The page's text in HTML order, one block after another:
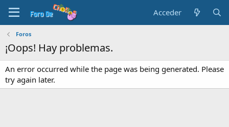
Acceder
Foros
¡Oops! Hay problemas.
An error occurred while the page was being generated. Please
try again later.